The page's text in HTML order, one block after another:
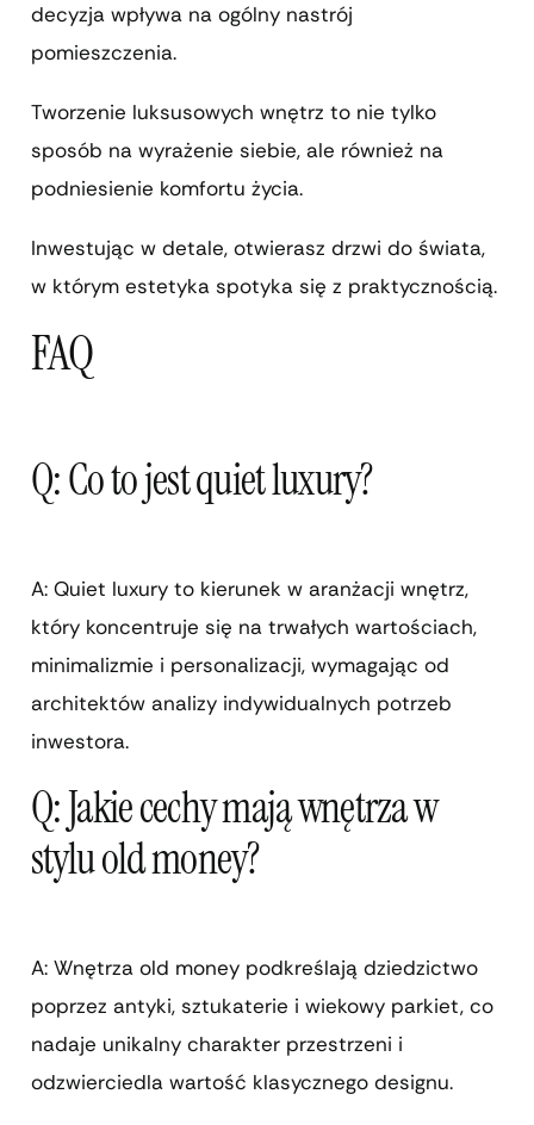
decyzja wpływa na ogólny nastrój
pomieszczenia.
Tworzenie luksusowych wnętrz to nie tylko
sposób na wyrażenie siebie, ale również na
podniesienie komfortu życia.
Inwestując w detale, otwierasz drzwi do świata,
w którym estetyka spotyka się z praktycznością.
FAQ
Q: Co to jest quiet luxury?
A: Quiet luxury to kierunek w aranżacji wnętrz,
który koncentruje się na trwałych wartościach,
minimalizmie i personalizacji, wymagając od
architektów analizy indywidualnych potrzeb
inwestora.
Q: Jakie cechy mają wnętrza w
stylu old money?
A: Wnętrza old money podkreślają dziedzictwo
poprzez antyki, sztukaterie i wiekowy parkiet, co
nadaje unikalny charakter przestrzeni i
odzwierciedla wartość klasycznego designu.